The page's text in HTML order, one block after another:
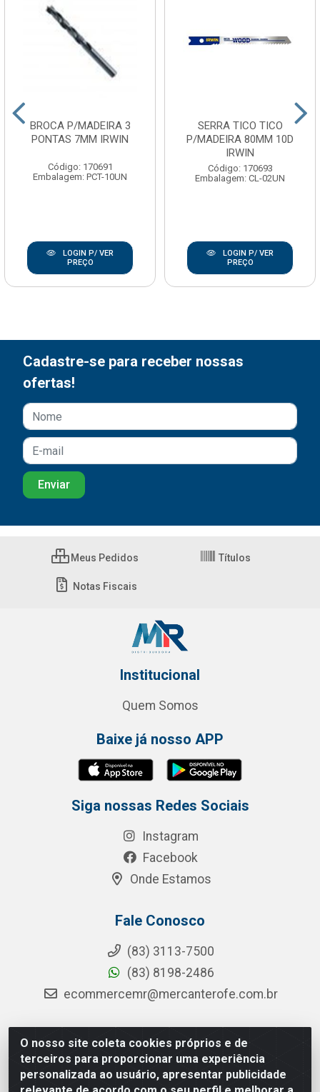
BROCA P/MADEIRA 3
PONTAS 7MM IRWIN
Código: 170691
Embalagem: PCT-10UN
LOGIN P/ VER
PREÇO
SERRA TICO TICO
P/MADEIRA 80MM 10D
IRWIN
Código: 170693
Embalagem: CL-02UN
LOGIN P/ VER
PREÇO
O nosso site coleta cookies próprios e de
terceiros para proporcionar uma experiência
personalizada ao usuário, apresentar publicidade
Cadastre-se para receber nossas
ofertas!
Meus Pedidos Títulos
Notas Fiscais
Institucional
Quem Somos
Baixe já nosso APP
Siga nossas Redes Sociais
Instagram
Facebook
Onde Estamos
Fale Conosco
(83) 3113-7500
(83) 8198-2486
ecommercemr@mercanterofe.com.br
MR Distribuidora - Rua Hortêncio Ribeiro de Luna, 3777 -
Distrito Industrial, João Pessoa/PB - CEP 58081-400 -
CNPJ 35.428.312/0001-85